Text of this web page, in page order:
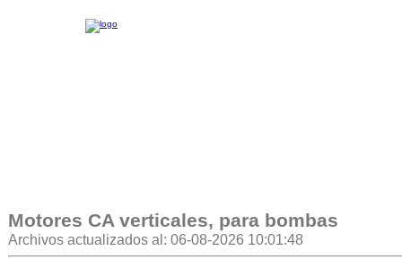
Motores CA verticales, para bombas
Archivos actualizados al: 06-08-2026 10:01:48